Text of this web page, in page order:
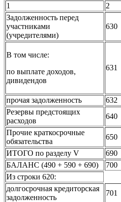
1
2
Задолженность перед
участниками
(учредителями)
630
В том числе:
по выплате доходов,
дивидендов
631
прочая задолженность
632
Резервы предстоящих
расходов
640
Прочие краткосрочные
обязательства
650
ИТОГО по разделу V
690
БАЛАНС (490 + 590 + 690)
700
Из строки 620:
долгосрочная кредиторская
задолженность
701